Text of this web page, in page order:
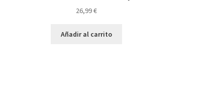
26,99€
Añadir al carrito